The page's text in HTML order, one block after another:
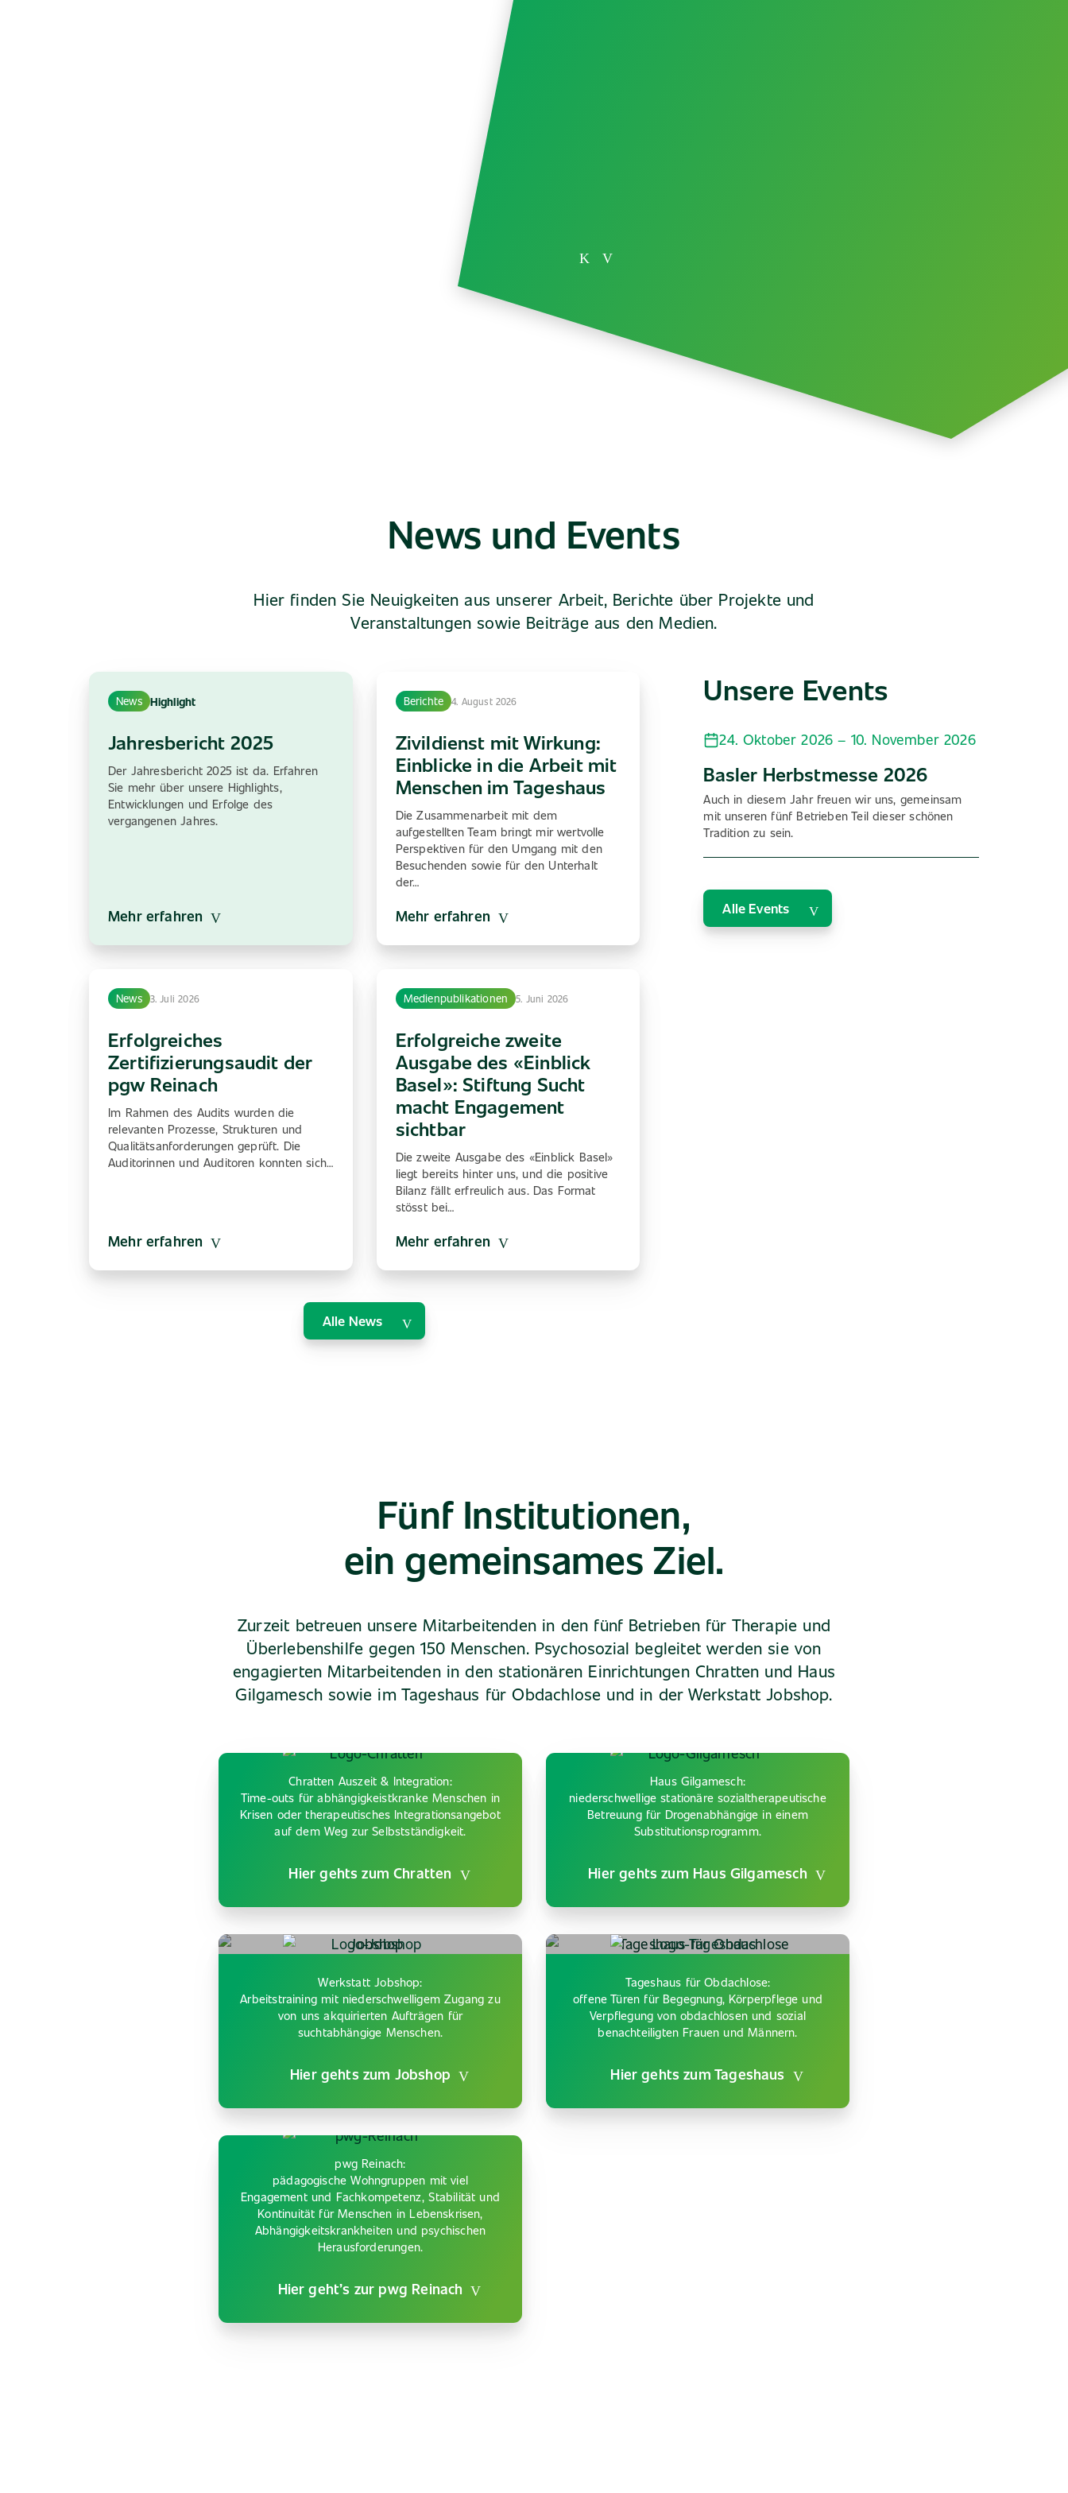
News und Events
Hier finden Sie Neuigkeiten aus unserer Arbeit, Berichte über Projekte und
Veranstaltungen sowie Beiträge aus den Medien.
News Highlight
Jahresbericht 2025
Der Jahresbericht 2025 ist da. Erfahren
Sie mehr über unsere Highlights,
Entwicklungen und Erfolge des
vergangenen Jahres.
Mehr erfahren
Berichte 4. August 2026
Zivildienst mit Wirkung:
Einblicke in die Arbeit mit
Menschen im Tageshaus
Die Zusammenarbeit mit dem
aufgestellten Team bringt mir wertvolle
Perspektiven für den Umgang mit den
Besuchenden sowie für den Unterhalt
der…
Mehr erfahren
News 3. Juli 2026
Erfolgreiches
Zertifizierungsaudit der
pgw Reinach
Im Rahmen des Audits wurden die
relevanten Prozesse, Strukturen und
Qualitätsanforderungen geprüft. Die
Auditorinnen und Auditoren konnten sich…
Mehr erfahren
Medienpublikationen 5. Juni 2026
Erfolgreiche zweite
Ausgabe des «Einblick
Basel»: Stiftung Sucht
macht Engagement
sichtbar
Die zweite Ausgabe des «Einblick Basel»
liegt bereits hinter uns, und die positive
Bilanz fällt erfreulich aus. Das Format
stösst bei…
Mehr erfahren
Alle News
Unsere Events
24. Oktober 2026 – 10. November 2026
Basler Herbstmesse 2026
Auch in diesem Jahr freuen wir uns, gemeinsam
mit unseren fünf Betrieben Teil dieser schönen
Tradition zu sein.
Alle Events
Fünf Institutionen,
ein gemeinsames Ziel.
Zurzeit betreuen unsere Mitarbeitenden in den fünf Betrieben für Therapie und
Überlebenshilfe gegen 150 Menschen. Psychosozial begleitet werden sie von
engagierten Mitarbeitenden in den stationären Einrichtungen Chratten und Haus
Gilgamesch sowie im Tageshaus für Obdachlose und in der Werkstatt Jobshop.
Chratten Auszeit & Integration:
Time-outs für abhängigkeistkranke Menschen in
Krisen oder therapeutisches Integrationsangebot
auf dem Weg zur Selbstständigkeit.
Hier gehts zum Chratten
Haus Gilgamesch:
niederschwellige stationäre sozialtherapeutische
Betreuung für Drogenabhängige in einem
Substitutionsprogramm.
Hier gehts zum Haus Gilgamesch
Werkstatt Jobshop:
Arbeitstraining mit niederschwelligem Zugang zu
von uns akquirierten Aufträgen für
suchtabhängige Menschen.
Hier gehts zum Jobshop
Tageshaus für Obdachlose:
offene Türen für Begegnung, Körperpflege und
Verpflegung von obdachlosen und sozial
benachteiligten Frauen und Männern.
Hier gehts zum Tageshaus
pwg Reinach:
pädagogische Wohngruppen mit viel
Engagement und Fachkompetenz, Stabilität und
Kontinuität für Menschen in Lebenskrisen,
Abhängigkeitskrankheiten und psychischen
Herausforderungen.
Hier geht’s zur pwg Reinach